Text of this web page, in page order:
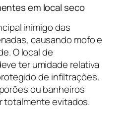
em local seco
inimigo das
causando mofo e
O local de
ter umidade relativa
de infiltrações.
ou banheiros
totalmente evitados.